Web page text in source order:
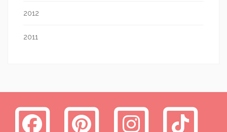
2012
2011